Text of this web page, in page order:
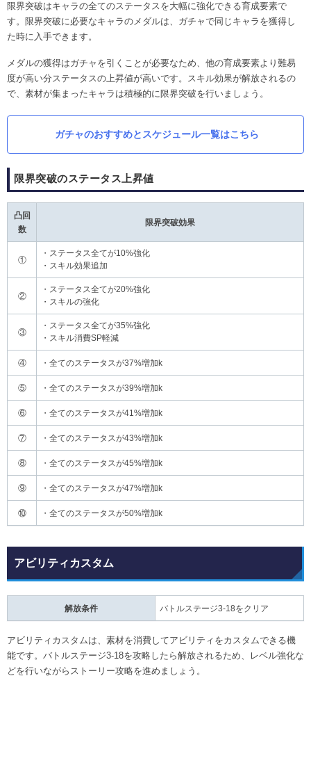
限界突破はキャラの全てのステータスを大幅に強化できる育成要素で
す。限界突破に必要なキャラのメダルは、ガチャで同じキャラを獲得し
た時に入手できます。
メダルの獲得はガチャを引くことが必要なため、他の育成要素より難易
度が高い分ステータスの上昇値が高いです。スキル効果が解放されるの
で、素材が集まったキャラは積極的に限界突破を行いましょう。
ガチャのおすすめとスケジュール一覧はこちら
限界突破のステータス上昇値
凸回
数
限界突破効果
①
・ステータス全てが10%強化
・スキル効果追加
②
・ステータス全てが20%強化
・スキルの強化
③
・ステータス全てが35%強化
・スキル消費SP軽減
④ ・全てのステータスが37%増加k
⑤ ・全てのステータスが39%増加k
⑥ ・全てのステータスが41%増加k
⑦ ・全てのステータスが43%増加k
⑧ ・全てのステータスが45%増加k
⑨ ・全てのステータスが47%増加k
⑩ ・全てのステータスが50%増加k
アビリティカスタム
解放条件 バトルステージ3-18をクリア
アビリティカスタムは、素材を消費してアビリティをカスタムできる機
能です。バトルステージ3-18を攻略したら解放されるため、レベル強化な
どを行いながらストーリー攻略を進めましょう。